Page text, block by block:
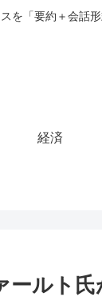
を「要約＋会話
経済
ールト氏